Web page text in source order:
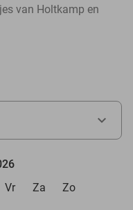
van Holtkamp en
Vr Za Zo